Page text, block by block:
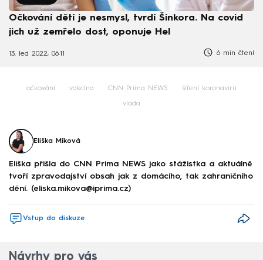
Očkování dětí je nesmysl, tvrdí Šinkora. Na covid
jich už zemřelo dost, oponuje Hel
13. led 2022, 06:11 6 min čtení
očkování vakcína CNN Prima NEWS šíření koronaviru
vláda
Eliška Míková
Eliška přišla do CNN Prima NEWS jako stážistka a aktuálně
tvoří zpravodajství obsah jak z domácího, tak zahraničního
dění. (eliska.mikova@iprima.cz)
Vstup do diskuze
Návrhy pro vás